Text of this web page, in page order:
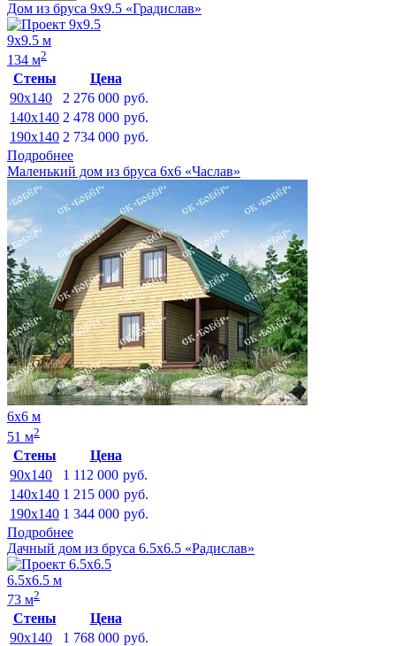
Дом из бруса 9х9.5 «Градислав»
9х9.5 м
134 м2
Стены
Цена
90x140
2 276 000 руб.
140x140 2 478 000 руб.
190x140 2 734 000 руб.
Подробнее
Маленький дом из бруса 6х6 «Часлав»
6х6 м
51 м2
Стены
Цена
90x140
1 112 000 руб.
140x140 1 215 000 руб.
190x140 1 344 000 руб.
Подробнее
Дачный дом из бруса 6.5х6.5 «Радислав»
6.5х6.5 м
73 м2
Стены
Цена
90x140
1 768 000 руб.